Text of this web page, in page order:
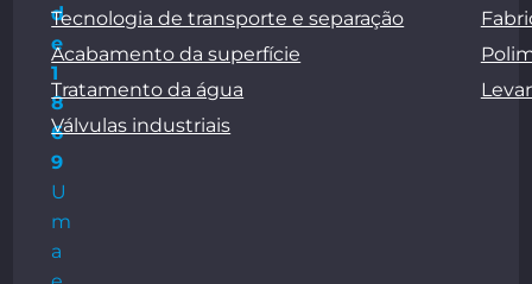
d
e
1
8
6
9
U
m
a
Tecnologia de transporte e separação
Acabamento da superfície
Tratamento da água
Válvulas industriais